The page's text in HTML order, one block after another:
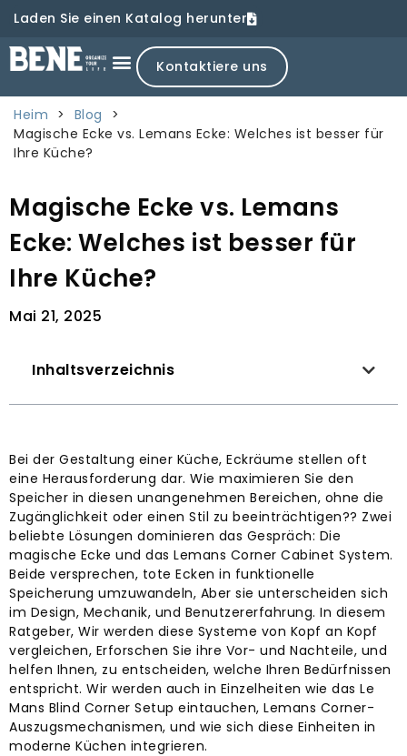
Laden Sie einen Katalog herunter
Kontaktiere uns
Heim > Blog
>
Magische Ecke vs. Lemans Ecke: Welches ist besser für
Ihre Küche?
Magische Ecke vs. Lemans
Ecke: Welches ist besser für
Ihre Küche?
Mai 21, 2025
Inhaltsverzeichnis
Bei der Gestaltung einer Küche, Eckräume stellen oft
eine Herausforderung dar. Wie maximieren Sie den
Speicher in diesen unangenehmen Bereichen, ohne die
Zugänglichkeit oder einen Stil zu beeinträchtigen?? Zwei
beliebte Lösungen dominieren das Gespräch: Die
magische Ecke und das Lemans Corner Cabinet System.
Beide versprechen, tote Ecken in funktionelle
Speicherung umzuwandeln, Aber sie unterscheiden sich
im Design, Mechanik, und Benutzererfahrung. In diesem
Ratgeber, Wir werden diese Systeme von Kopf an Kopf
vergleichen, Erforschen Sie ihre Vor- und Nachteile, und
helfen Ihnen, zu entscheiden, welche Ihren Bedürfnissen
entspricht. Wir werden auch in Einzelheiten wie das Le
Mans Blind Corner Setup eintauchen, Lemans Corner-
Auszugsmechanismen, und wie sich diese Einheiten in
moderne Küchen integrieren.